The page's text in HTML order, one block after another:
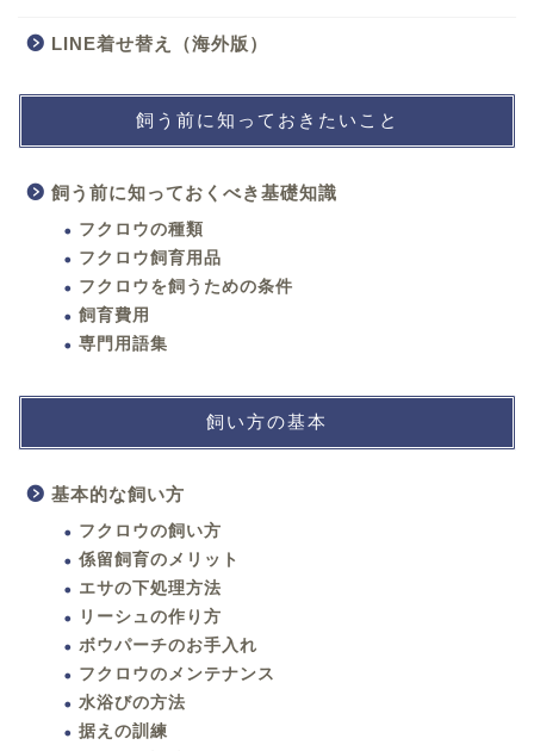
LINE着せ替え（海外版）
飼う前に知っておきたいこと
飼う前に知っておくべき基礎知識
フクロウの種類
フクロウ飼育用品
フクロウを飼うための条件
飼育費用
専門用語集
飼い方の基本
基本的な飼い方
フクロウの飼い方
係留飼育のメリット
エサの下処理方法
リーシュの作り方
ボウパーチのお手入れ
フクロウのメンテナンス
水浴びの方法
据えの訓練